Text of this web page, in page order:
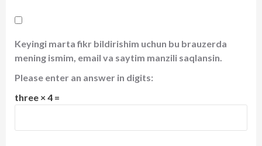
Keyingi marta fikr bildirishim uchun bu brauzerda
mening ismim, email va saytim manzili saqlansin.
Please enter an answer in digits:
three × 4 =